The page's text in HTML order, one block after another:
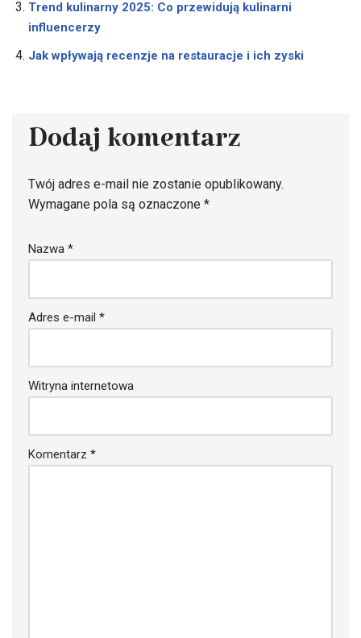
Trend kulinarny 2025: Co przewidują kulinarni
influencerzy
Jak wpływają recenzje na restauracje i ich zyski
Dodaj komentarz
Twój adres e-mail nie zostanie opublikowany.
Wymagane pola są oznaczone *
Nazwa *
Adres e-mail *
Witryna internetowa
Komentarz *